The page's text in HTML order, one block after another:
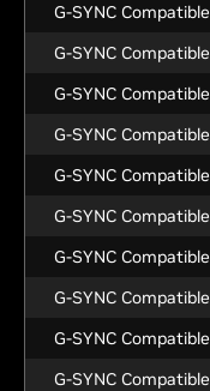
G-SYNC Compatible
G-SYNC Compatible
G-SYNC Compatible
G-SYNC Compatible
G-SYNC Compatible
G-SYNC Compatible
G-SYNC Compatible
G-SYNC Compatible
G-SYNC Compatible
G-SYNC Compatible